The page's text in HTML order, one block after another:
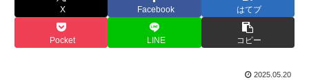
X Facebook はてブ
Pocket LINE コピー
2025.05.20